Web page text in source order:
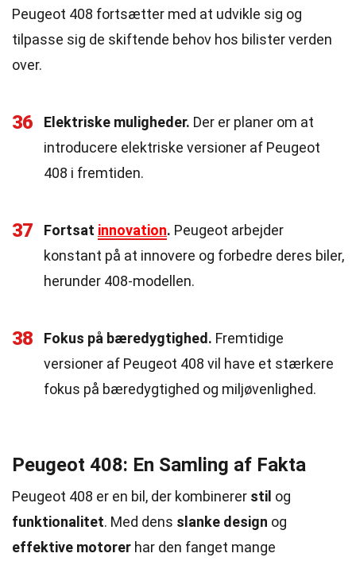
Peugeot 408 fortsætter med at udvikle sig og
tilpasse sig de skiftende behov hos bilister verden
over.
36 Elektriske muligheder. Der er planer om at
introducere elektriske versioner af Peugeot
408 i fremtiden.
37 Fortsat innovation. Peugeot arbejder
konstant på at innovere og forbedre deres biler,
herunder 408-modellen.
38 Fokus på bæredygtighed. Fremtidige
versioner af Peugeot 408 vil have et stærkere
fokus på bæredygtighed og miljøvenlighed.
Peugeot 408: En Samling af Fakta
Peugeot 408 er en bil, der kombinerer stil og
funktionalitet. Med dens slanke design og
effektive motorer har den fanget mange